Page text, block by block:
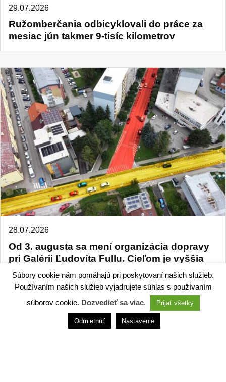
Ružomberčania odbicyklovali do práce za
mesiac jún takmer 9-tisíc kilometrov
29.07.2026
Od 3. augusta sa mení organizácia dopravy
pri Galérii Ľudovíta Fullu. Cieľom je vyššia
bezpečnosť a plynulejšia premávka
28.07.2026
Všetko
Súbory cookie nám pomáhajú pri poskytovaní našich služieb.
Používaním našich služieb vyjadrujete súhlas s používaním
súborov cookie. Dozvedieť sa viac. Prijať všetky
Odmietnuť Nastavenie